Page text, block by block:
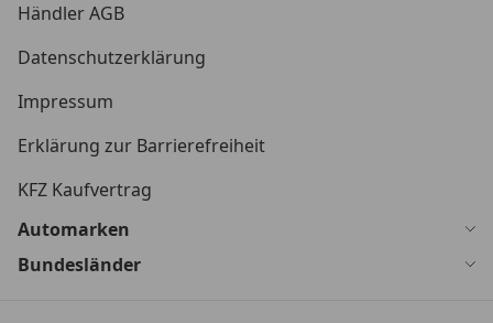
Händler AGB
Datenschutzerklärung
Impressum
Erklärung zur Barrierefreiheit
KFZ Kaufvertrag
Automarken
Bundesländer